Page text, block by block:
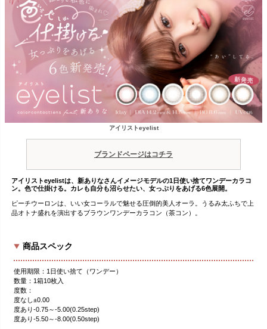
アイリストeyelist
ブランドページはコチラ
アイリストeyelistは、新ありなさんイメージモデルの1日使い捨てワンデーカラコ
ン。色で仕掛ける。カレも自分も沼らせたい、女っぷりをあげる6色展開。
ピーチウーロンは、いい女コーラルで魅せる圧倒的美人オーラ。うるみ太ふちで上
品オトナ盛れを演出するブラウンワンデーカラコン（茶コン）。
商品スペック
使用期限：1日使い捨て（ワンデー）
数量：1箱10枚入
度数：
度なし±0.00
度あり-0.75～-5.00(0.25step)
度あり-5.50～-8.00(0.50step)